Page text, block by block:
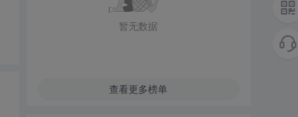
暂无数据
查看更多榜单